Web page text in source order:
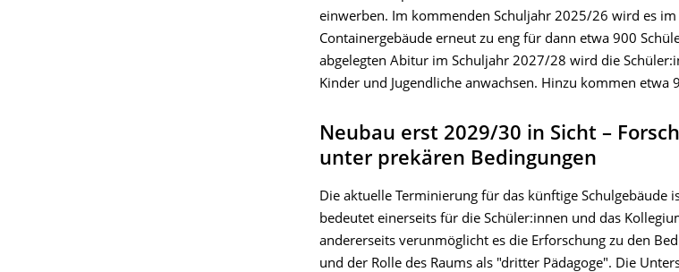
einwerben. Im kommenden Schuljahr 2025/26 wird es im
Containergebäude erneut zu eng für dann etwa 900
abgelegten Abitur im Schuljahr 2027/28 wird die
Kinder und Jugendliche anwachsen. Hinzu kommen etwa
Neubau erst 2029/30 in Sicht –
unter prekären Bedingungen
Die aktuelle Terminierung für das künftige Schulgebäude
bedeutet einerseits für die Schüler:innen und das
andererseits verunmöglicht es die Erforschung zu den
und der Rolle des Raums als "dritter Pädagoge". Die